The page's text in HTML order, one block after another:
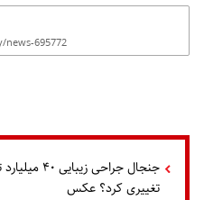
جنجال
تغییری کرد؟ عکس